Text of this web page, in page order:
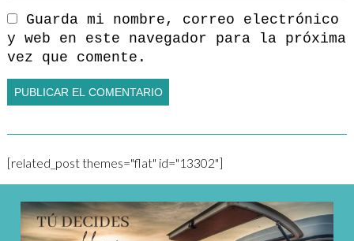
Guarda mi nombre, correo electrónico
y web en este navegador para la próxima
vez que comente.
[related_post themes="flat" id="13302"]